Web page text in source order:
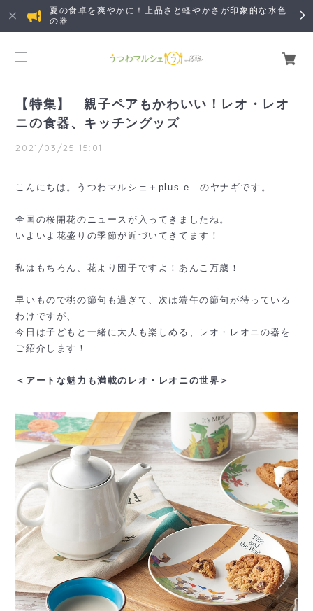
夏の食卓を爽やかに！上品さと軽やかさが印象的な水色
の器
【特集】 親子ペアもかわいい！レオ・レオ
ニの食器、キッチングッズ
2021/03/25 15:01
こんにちは。うつわマルシェ＋plus e のヤナギです。
全国の桜開花のニュースが入ってきましたね。
いよいよ花盛りの季節が近づいてきてます！
私はもちろん、花より団子ですよ！あんこ万歳！
早いもので桃の節句も過ぎて、次は端午の節句が待っている
わけですが、
今日は子どもと一緒に大人も楽しめる、レオ・レオニの器を
ご紹介します！
＜アートな魅力も満載のレオ・レオニの世界＞